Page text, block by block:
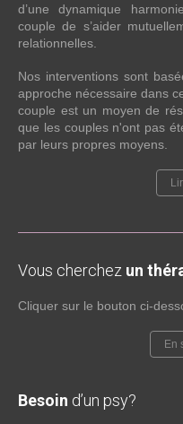
d’une dynamique
couple de s’aider
relationnelles.
Nos interventions sont
approche nécessaire dans
couple est un moyen de
que les couples n'ont pas
par leurs propres moyens.
Vous cherchez un
Cliquer sur le bouton ci-
En
Besoin d’un psy?